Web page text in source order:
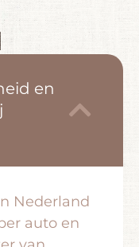
en
Nederland
auto en